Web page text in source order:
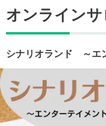
オンラインサ
シナリオランド ～エ